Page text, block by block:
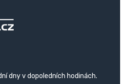
dny v dopoledních hodinách.